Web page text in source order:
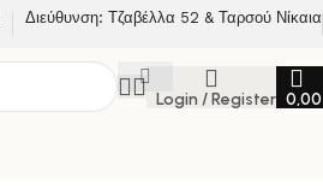
Διεύθυνση: Τζαβέλλα 52 & Ταρσού Νίκαια
Login / Register